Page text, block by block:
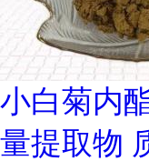
小白菊内
量提取物